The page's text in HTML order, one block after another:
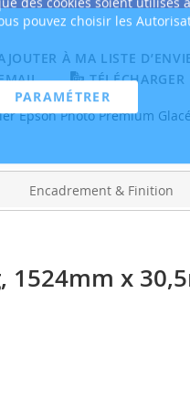
pouvez choisir les
PARAMÉTRER
À MA LISTE
Epson Photo Premium
x
Encadrement & Finition